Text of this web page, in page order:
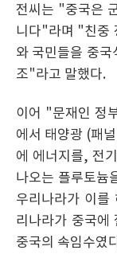
전씨는 "중국은
니다"라며 "친중
와 국민들을 중
조"라고 말했다.
이어 "문재인 정
에서 태양광 (패
에 에너지를, 전
나오는 플루토늄
우리나라가 이를
리나라가 중국에
중국의 속임수였